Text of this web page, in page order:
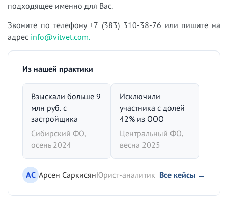
подходящее именно для Вас.
Звоните по телефону +7 (383) 310-38-76 или пишите на
адрес info@vitvet.com.
Из нашей практики
Взыскали больше 9
млн руб. с
застройщика
Сибирский ФО,
осень 2024
Исключили
участника с долей
42% из ООО
Центральный ФО,
весна 2025
АС Арсен СаркисянЮрист-аналитик Все кейсы →